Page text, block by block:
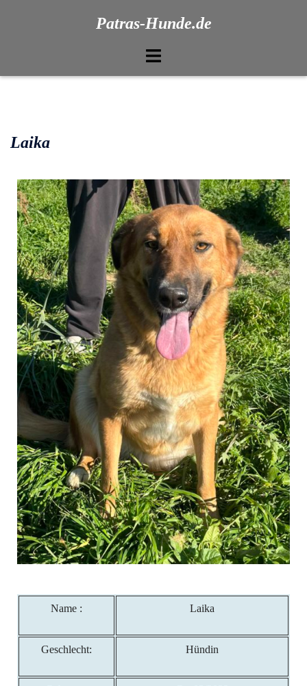
Patras-Hunde.de
Laika
Name : Laika
Geschlecht: Hündin